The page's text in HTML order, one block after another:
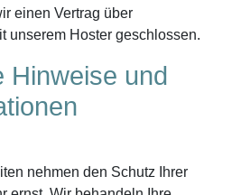
einen Vertrag über
unserem Hoster geschlossen.
Hinweise und
nehmen den Schutz Ihrer